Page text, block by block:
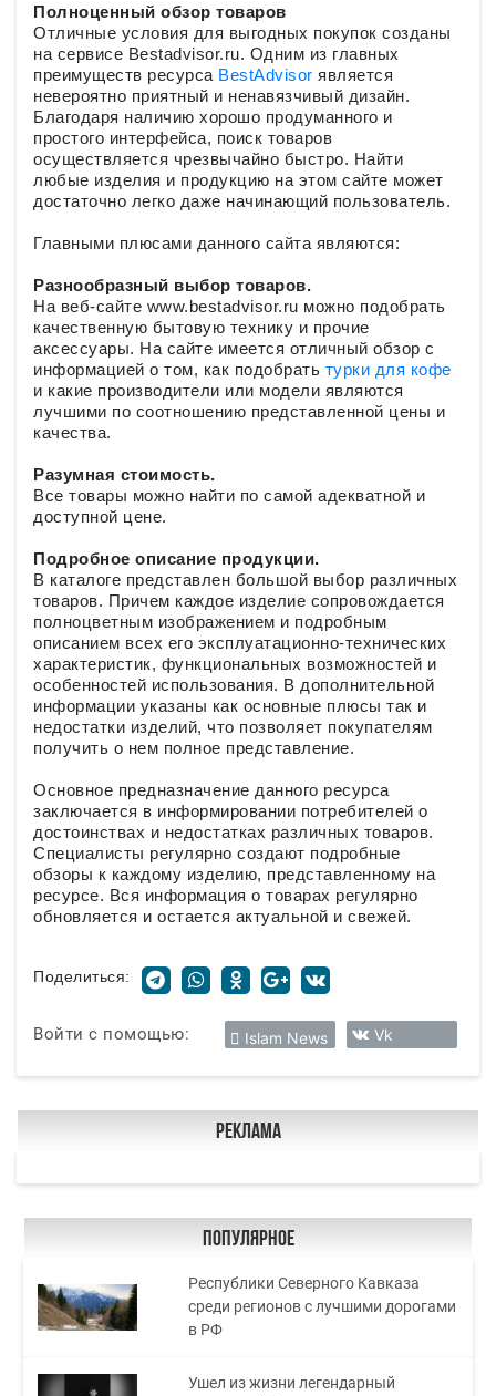
Полноценный обзор товаров
Отличные условия для выгодных покупок созданы
на сервисе Bestadvisor.ru. Одним из главных
преимуществ ресурса BestAdvisor является
невероятно приятный и ненавязчивый дизайн.
Благодаря наличию хорошо продуманного и
простого интерфейса, поиск товаров
осуществляется чрезвычайно быстро. Найти
любые изделия и продукцию на этом сайте может
достаточно легко даже начинающий пользователь.
Главными плюсами данного сайта являются:
Разнообразный выбор товаров.
На веб-сайте www.bestadvisor.ru можно подобрать
качественную бытовую технику и прочие
аксессуары. На сайте имеется отличный обзор с
информацией о том, как подобрать турки для кофе
и какие производители или модели являются
лучшими по соотношению представленной цены и
качества.
Разумная стоимость.
Все товары можно найти по самой адекватной и
доступной цене.
Подробное описание продукции.
В каталоге представлен большой выбор различных
товаров. Причем каждое изделие сопровождается
полноцветным изображением и подробным
описанием всех его эксплуатационно-технических
характеристик, функциональных возможностей и
особенностей использования. В дополнительной
информации указаны как основные плюсы так и
недостатки изделий, что позволяет покупателям
получить о нем полное представление.
Основное предназначение данного ресурса
заключается в информировании потребителей о
достоинствах и недостатках различных товаров.
Специалисты регулярно создают подробные
обзоры к каждому изделию, представленному на
ресурсе. Вся информация о товарах регулярно
обновляется и остается актуальной и свежей.
Поделиться:
Войти с помощью: Islam News Vk
Реклама
Популярное
Республики Северного Кавказа
среди регионов с лучшими дорогами
в РФ
Ушел из жизни легендарный